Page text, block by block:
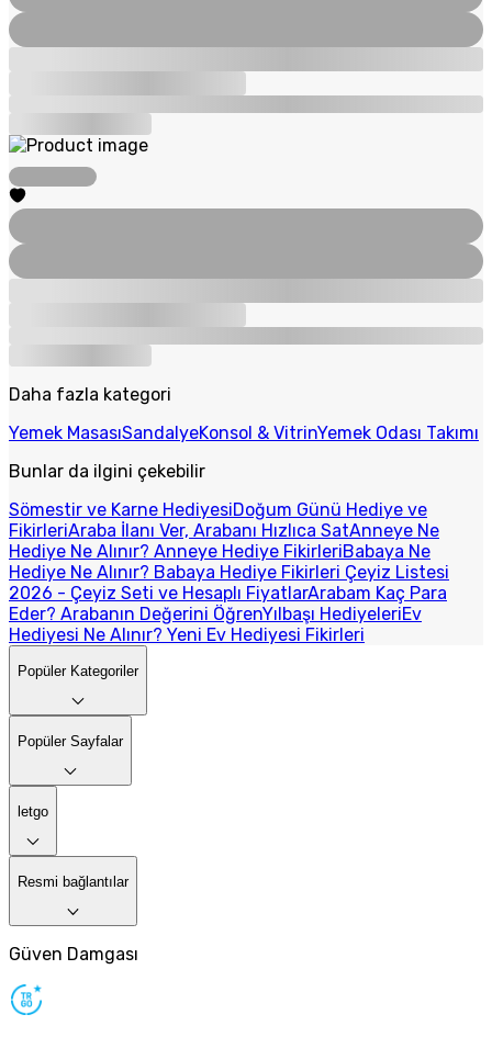
Daha fazla kategori
Yemek MasasıSandalyeKonsol & VitrinYemek Odası Takımı
Bunlar da ilgini çekebilir
Sömestir ve Karne HediyesiDoğum Günü Hediye ve
FikirleriAraba İlanı Ver, Arabanı Hızlıca SatAnneye Ne
Hediye Ne Alınır? Anneye Hediye FikirleriBabaya Ne
Hediye Ne Alınır? Babaya Hediye Fikirleri Çeyiz Listesi
2026 - Çeyiz Seti ve Hesaplı FiyatlarArabam Kaç Para
Eder? Arabanın Değerini ÖğrenYılbaşı HediyeleriEv
Hediyesi Ne Alınır? Yeni Ev Hediyesi Fikirleri
Popüler Kategoriler
Popüler Sayfalar
letgo
Resmi bağlantılar
Güven Damgası